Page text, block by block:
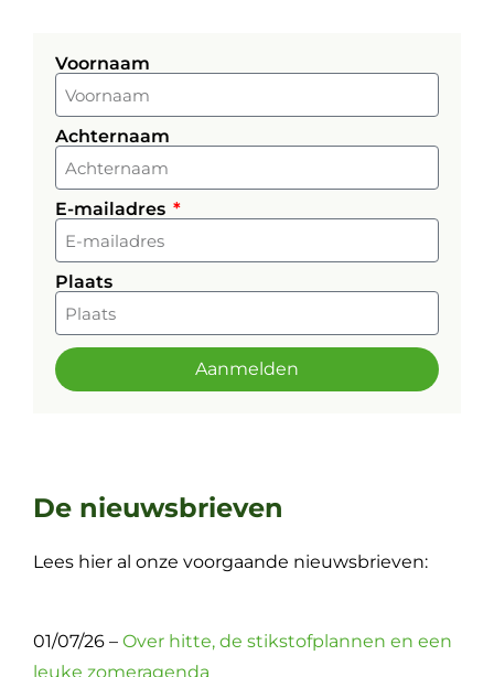
Voornaam
Achternaam
E-mailadres
Plaats
Aanmelden
De nieuwsbrieven
Lees hier al onze voorgaande nieuwsbrieven:
01/07/26 – Over hitte, de stikstofplannen en een
leuke zomeragenda